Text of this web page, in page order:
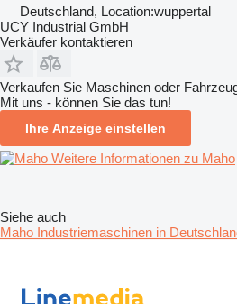
Deutschland, Location:wuppertal
UCY Industrial GmbH
Verkäufer kontaktieren
Verkaufen Sie Maschinen oder
Mit uns - können Sie das tun!
Ihre Anzeige einstellen
Weitere Informationen zu Maho
Siehe auch
Maho Industriemaschinen in